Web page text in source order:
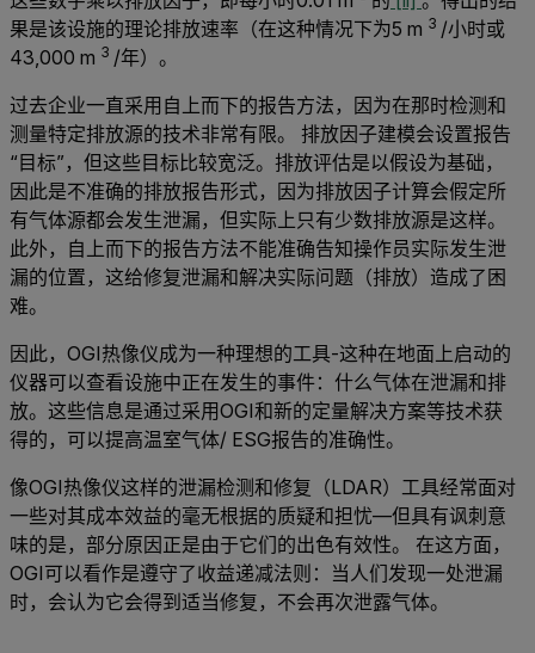
果是该设施的理论排放速率（在这种情况下为5 m 3 /小时或
43,000 m 3 /年）。
过去企业一直采用自上而下的报告方法，因为在那时检测和
测量特定排放源的技术非常有限。 排放因子建模会设置报告
“目标”，但这些目标比较宽泛。排放评估是以假设为基础，
因此是不准确的排放报告形式，因为排放因子计算会假定所
有气体源都会发生泄漏，但实际上只有少数排放源是这样。
此外，自上而下的报告方法不能准确告知操作员实际发生泄
漏的位置，这给修复泄漏和解决实际问题（排放）造成了困
难。
因此，OGI热像仪成为一种理想的工具-这种在地面上启动的
仪器可以查看设施中正在发生的事件：什么气体在泄漏和排
放。这些信息是通过采用OGI和新的定量解决方案等技术获
得的，可以提高温室气体/ ESG报告的准确性。
像OGI热像仪这样的泄漏检测和修复（LDAR）工具经常面对
一些对其成本效益的毫无根据的质疑和担忧—但具有讽刺意
味的是，部分原因正是由于它们的出色有效性。 在这方面，
OGI可以看作是遵守了收益递减法则：当人们发现一处泄漏
时，会认为它会得到适当修复，不会再次泄露气体。